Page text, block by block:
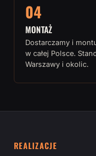
04
MONTAŻ
Dostarczamy i
w całej Polsce.
Warszawy i okolic.
REALIZACJE